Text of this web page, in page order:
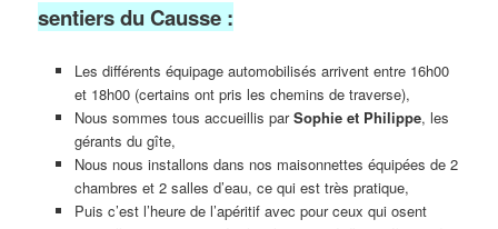
sentiers du Causse :
Les différents équipage automobilisés arrivent entre 16h00
et 18h00 (certains ont pris les chemins de traverse),
Nous sommes tous accueillis parSophie et Philippe, les
gérants du gîte,
Nous nous installons dans nos maisonnettes équipées de 2
chambres et 2 salles d’eau, ce qui est très pratique,
Puis c’est l’heure de l’apéritif avec pour ceux qui osent